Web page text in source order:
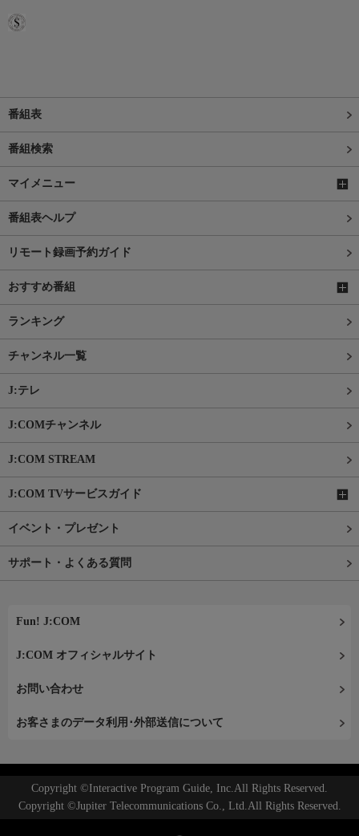
番組表
番組検索
マイメニュー
番組表ヘルプ
リモート録画予約ガイド
おすすめ番組
ランキング
チャンネル一覧
J:テレ
J:COMチャンネル
J:COM STREAM
J:COM TVサービスガイド
イベント・プレゼント
サポート・よくある質問
Fun! J:COM
J:COM オフィシャルサイト
お問い合わせ
お客さまのデータ利用･外部送信について
Copyright ©Interactive Program Guide, Inc.All Rights Reserved.
Copyright ©Jupiter Telecommunications Co., Ltd.All Rights Reserved.